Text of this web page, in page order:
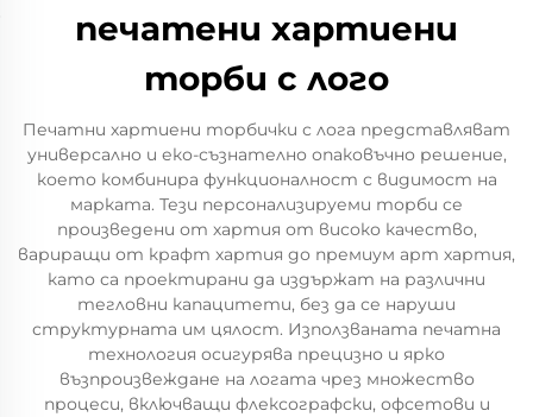
печатени хартиени
торби с лого
Печатни хартиени торбички с лога представляват
универсално и еко-съзнателно опаковъчно решение,
което комбинира функционалност с видимост на
марката. Тези персонализируеми торби се
произведени от хартия от високо качество,
вариращи от крафт хартия до премиум арт хартия,
като са проектирани да издържат на различни
тегловни капацитети, без да се наруши
структурната им цялост. Използваната печатна
технология осигурява прецизно и ярко
възпроизвеждане на логата чрез множество
процеси, включващи флексографски, офсетови и